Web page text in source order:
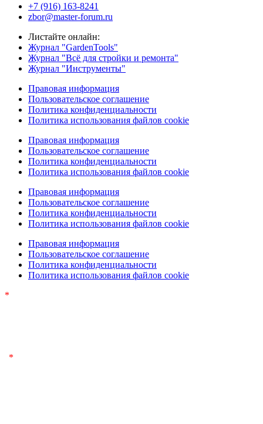
+7 (916) 163-8241
zbor@master-forum.ru
Листайте онлайн:
Журнал "GardenTools"
Журнал "Всё для стройки и ремонта"
Журнал "Инструменты"
Правовая информация
Пользовательское соглашение
Политика конфиденциальности
Политика использования файлов cookie
Правовая информация
Пользовательское соглашение
Политика конфиденциальности
Политика использования файлов cookie
Правовая информация
Пользовательское соглашение
Политика конфиденциальности
Политика использования файлов cookie
Правовая информация
Пользовательское соглашение
Политика конфиденциальности
Политика использования файлов cookie
*
*